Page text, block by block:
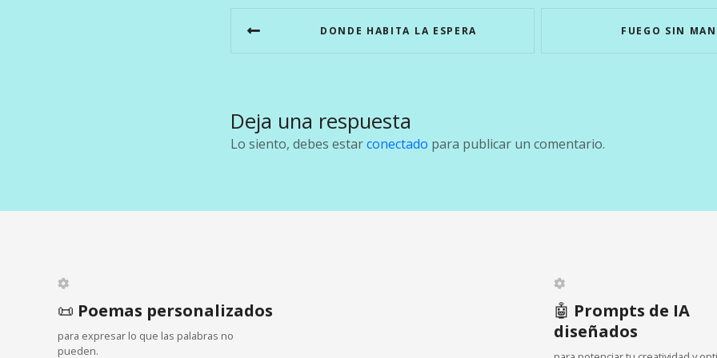
N
e
g
c
n
d
DONDE HABITA LA ESPERA FUEGO SIN
Deja una respuesta
Lo siento, debes estarconectado para publicar un comentario.
📜 Poemas personalizados
para expresar lo que las palabras no
pueden.
🤖 Prompts de IA
diseñados